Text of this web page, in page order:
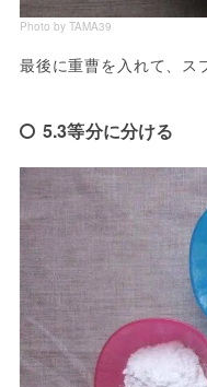
Photo by TAMA39
最後に重曹を入れて、ス
5.3等分に分ける